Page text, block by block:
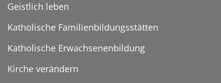
Geistlich leben
Katholische Familienbildungsstätten
Katholische Erwachsenenbildung
Kirche verändern